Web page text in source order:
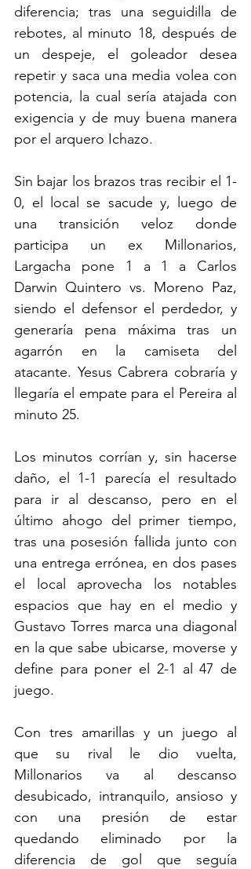
diferencia; tras una seguidilla de
rebotes, al minuto 18, después de
un despeje, el goleador desea
repetir y saca una media volea con
potencia, la cual sería atajada con
exigencia y de muy buena manera
por el arquero Ichazo.
Sin bajar los brazos tras recibir el 1-
0, el local se sacude y, luego de
una transición veloz donde
participa un ex Millonarios,
Largacha pone 1 a 1 a Carlos
Darwin Quintero vs. Moreno Paz,
siendo el defensor el perdedor, y
generaría pena máxima tras un
agarrón en la camiseta del
atacante. Yesus Cabrera cobraría y
llegaría el empate para el Pereira al
minuto 25.
Los minutos corrían y, sin hacerse
daño, el 1-1 parecía el resultado
para ir al descanso, pero en el
último ahogo del primer tiempo,
tras una posesión fallida junto con
una entrega errónea, en dos pases
el local aprovecha los notables
espacios que hay en el medio y
Gustavo Torres marca una diagonal
en la que sabe ubicarse, moverse y
define para poner el 2-1 al 47 de
juego.
Con tres amarillas y un juego al
que su rival le dio vuelta,
Millonarios va al descanso
desubicado, intranquilo, ansioso y
con una presión de estar
quedando eliminado por la
diferencia de gol que seguía